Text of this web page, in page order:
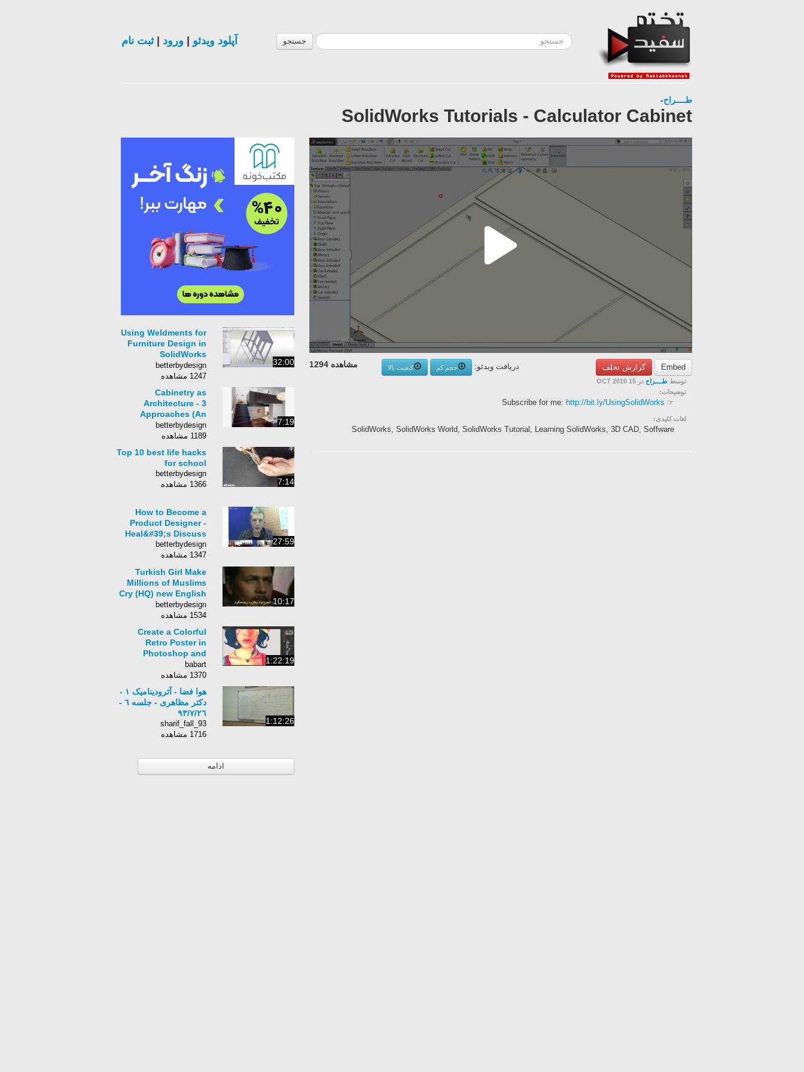
جستجو آپلود ویدئو ورود |ثبت نام
طــــراح-
SolidWorks Tutorials - Calculator Cabinet
Embed گزارش تخلف مشاهده 1294 دریافت ویدئو: حجم کم
کیفیت بالا
توسط طــــراح در 15 OCT 2016
توضیحات:
☞ Subscribe for me:
http://bit.ly/UsingSolidWorks
لغات کلیدی:
SolidWorks, SolidWorks World, SolidWorks Tutorial, Learning SolidWorks, 3D CAD, Soffware
32:00
Using Weldments for
Furniture Design in
SolidWorks
[Webcast]
betterbydesign
1247 مشاهده
7:19
Cabinetry as
Architecture - 3
Approaches (An
Architectural Essay)
betterbydesign
1189 مشاهده
7:14
Top 10 best life hacks
for school
betterbydesign
1366 مشاهده
27:59
How to Become a
Product Designer -
Heal&#39;s Discuss
betterbydesign
1347 مشاهده
10:17
Turkish Girl Make
Millions of Muslims
Cry (HQ) new English
Translated.wmv
betterbydesign
1534 مشاهده
1:22:19
Create a Colorful
Retro Poster in
Photoshop and
Illustrator BabArt iR
babart
1370 مشاهده
1:12:26
هوا فضا - آئرودینامیک ۱ -
دکتر مظاهری - جلسه ٦ -
٩٣/٧/٢٦
sharif_fall_93
1716 مشاهده
ادامه